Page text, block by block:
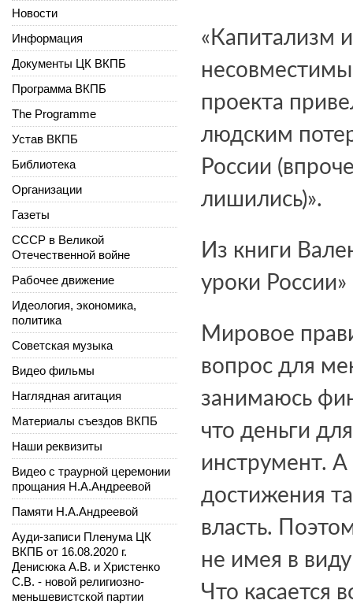
«Капитализм
проекта
людским
России
лишились)».
Из книги
уроки России»
Мировое
вопрос для
занимаюсь
что деньги
инструмент.
достижения
власть.
не имея в
Что касается
Новости
Информация
Документы ЦК ВКПБ
Программа ВКПБ
The Programme
Устав ВКПБ
Библиотека
Организации
Газеты
СССР в Великой
Отечественной войне
Рабочее движение
Идеология, экономика,
политика
Советская музыка
Видео фильмы
Наглядная агитация
Материалы съездов ВКПБ
Наши реквизиты
Видео с траурной церемонии
прощания Н.А.Андреевой
Памяти Н.А.Андреевой
Ауди-записи Пленума ЦК
ВКПБ от 16.08.2020 г.
Денисюка А.В. и Христенко
С.В. - новой религиозно-
меньшевистской партии